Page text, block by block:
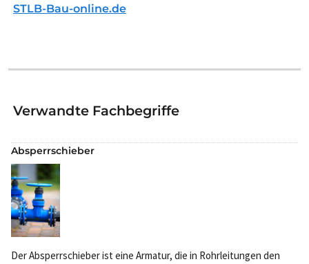
STLB-Bau-online.de
Verwandte Fachbegriffe
Absperrschieber
Der Absperrschieber ist eine Armatur, die in Rohrleitungen den